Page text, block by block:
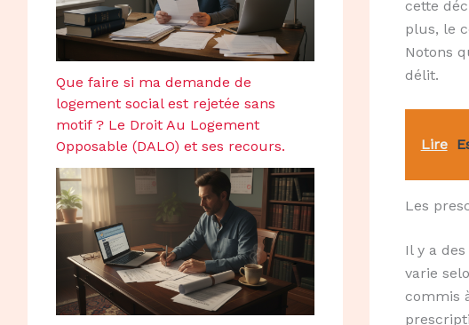
Que faire si ma demande de
logement social est rejetée sans
motif ? Le Droit Au Logement
Opposable (DALO) et ses recours.
cette
plus, le
Notons
délit.
Lire
Les
Il y a des
varie
commis